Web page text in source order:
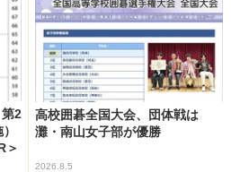
2
＞
高校囲碁全国大会、団体戦は
灘・南山女子部が優勝
2026.8.5